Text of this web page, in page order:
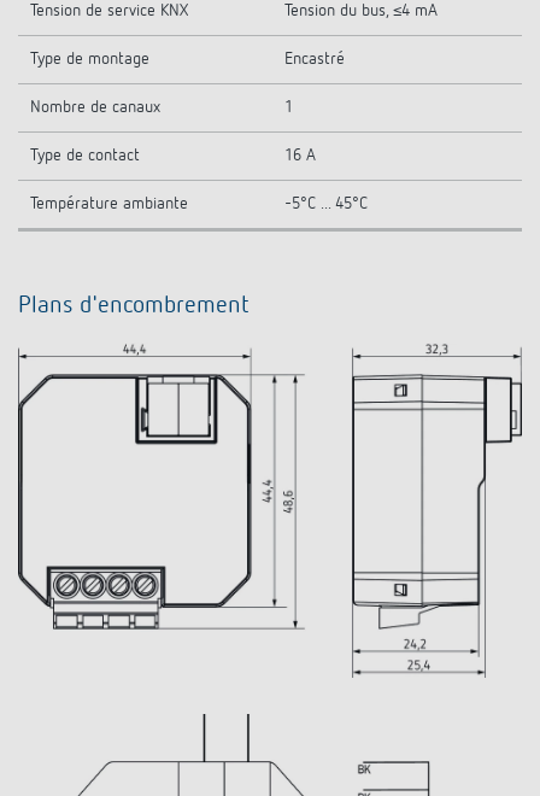
Tension de service KNX Tension du bus, ≤4 mA
Type de montage Encastré
Nombre de canaux 1
Type de contact 16 A
Température ambiante -5°C ... 45°C
Plans d'encombrement